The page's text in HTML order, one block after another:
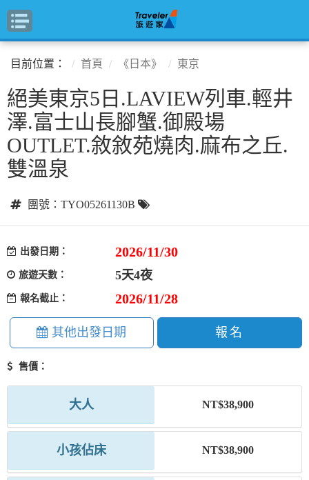
目前位置： 首頁 《日本》 東京
絕美東京5日.LAVIEW列車.輕井
澤.富士山長腳蟹.御殿場
OUTLET.敘敘苑燒肉.麻布之丘.
雙溫泉
團號：TYO05261130B
出發日期： 2026/11/30
旅遊天數： 5天4夜
報名截止： 2026/11/28
其他出發日期 報名
售價：
大人 NT$38,900
小孩佔床 NT$38,900